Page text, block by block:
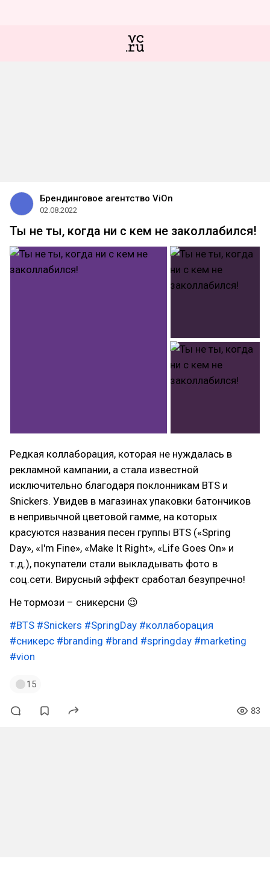
Брендинговое агентство ViOn
02.08.2022
Ты не ты, когда ни с кем не заколлабился!
Редкая коллаборация, которая не нуждалась в
рекламной кампании, а стала известной
исключительно благодаря поклонникам BTS и
Snickers. Увидев в магазинах упаковки батончиков
в непривычной цветовой гамме, на которых
красуются названия песен группы BTS («Spring
Day», «I'm Fine», «Make It Right», «Life Goes On» и
т.д.), покупатели стали выкладывать фото в
соц.сети. Вирусный эффект сработал безупречно!
Не тормози – сникерсни 😉
#BTS #Snickers #SpringDay #коллаборация
#сникерс #branding #brand #springday #marketing
#vion
15
83